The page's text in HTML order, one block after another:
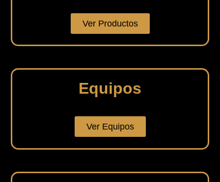
Ver Productos
Equipos
Ver Equipos